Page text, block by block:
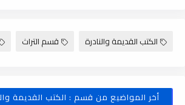
الكتب القديمة والنادرة قسم التراث
أخر المواضيع من قسم : الكتب القديمة